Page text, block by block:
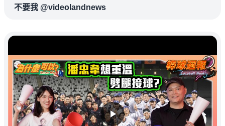
不要我 @videolandnews